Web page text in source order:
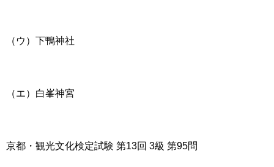
（ウ）下鴨神社
（エ）白峯神宮
京都・観光文化検定試験 第13回 3級 第95問